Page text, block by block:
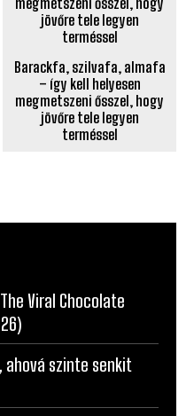
Barackfa, szilvafa, almafa
– így kell helyesen
megmetszeni ősszel, hogy
jövőre tele legyen
terméssel
Viral Chocolate
ahová szinte senkit